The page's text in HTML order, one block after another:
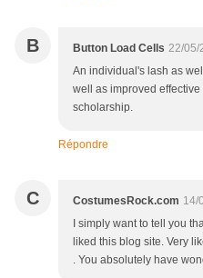
B Button Load Cells 22/05/
An individual's lash as
well as improved
scholarship.
Répondre
C CostumesRock.com 14/
I simply want to tell you
liked this blog site. Very
. You absolutely have